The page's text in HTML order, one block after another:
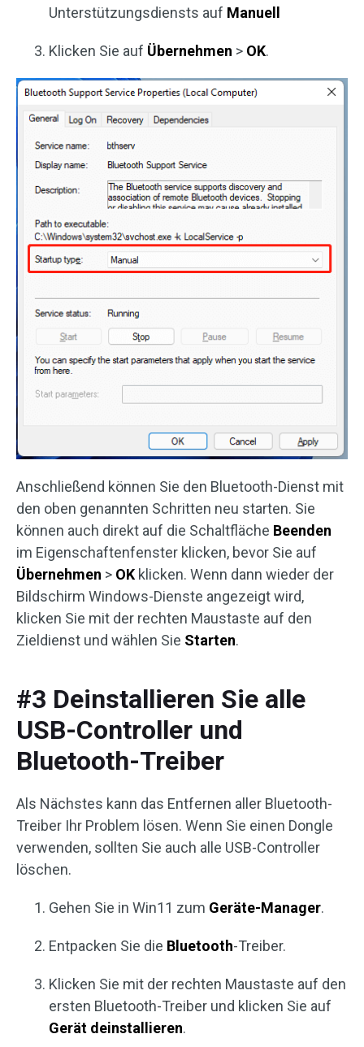
Unterstützungsdiensts auf Manuell
Klicken Sie auf Übernehmen > OK.
Anschließend können Sie den Bluetooth-Dienst mit
den oben genannten Schritten neu starten. Sie
können auch direkt auf die Schaltfläche Beenden
im Eigenschaftenfenster klicken, bevor Sie auf
Übernehmen > OK klicken. Wenn dann wieder der
Bildschirm Windows-Dienste angezeigt wird,
klicken Sie mit der rechten Maustaste auf den
Zieldienst und wählen Sie Starten.
#3 Deinstallieren Sie alle
USB-Controller und
Bluetooth-Treiber
Als Nächstes kann das Entfernen aller Bluetooth-
Treiber Ihr Problem lösen. Wenn Sie einen Dongle
verwenden, sollten Sie auch alle USB-Controller
löschen.
Gehen Sie in Win11 zum Geräte-Manager.
Entpacken Sie die Bluetooth-Treiber.
Klicken Sie mit der rechten Maustaste auf den
ersten Bluetooth-Treiber und klicken Sie auf
Gerät deinstallieren.